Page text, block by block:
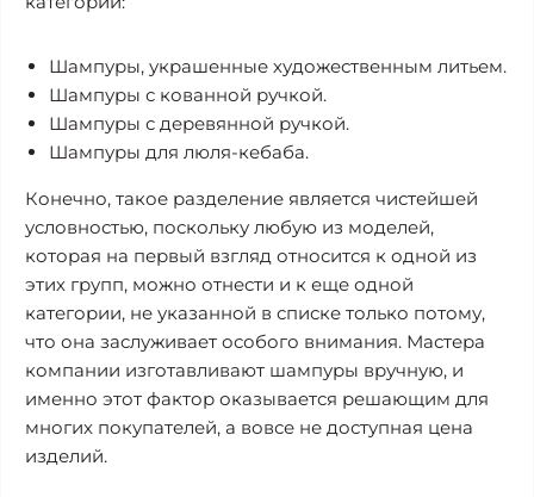
Шампуры, украшенные художественным литьем.
Шампуры с кованной ручкой.
Шампуры с деревянной ручкой.
Шампуры для люля-кебаба.
Конечно, такое разделение является чистейшей
условностью, поскольку любую из моделей,
которая на первый взгляд относится к одной из
этих групп, можно отнести и к еще одной
категории, не указанной в списке только потому,
что она заслуживает особого внимания. Мастера
компании изготавливают шампуры вручную, и
именно этот фактор оказывается решающим для
многих покупателей, а вовсе не доступная цена
изделий.